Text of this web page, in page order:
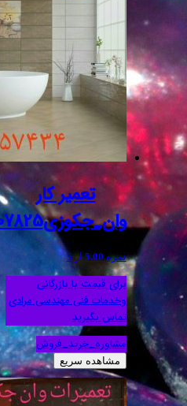
تعمیر کار
وان_جکوزی09121507825
نمره از 5
برای قیمت با بازرگانی
وخدمات فنی مهندسی مرادی
تماس بگیرید
مشاوره_خرید_فروش
مشاهده سریع